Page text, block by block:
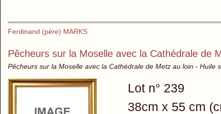
Ferdinand (père) MARKS
Pêcheurs sur la Moselle avec la Cathédrale de
Pêcheurs sur la Moselle avec la Cathédrale de Metz au loin - Huile
Lot n° 239
38cm x 55 cm